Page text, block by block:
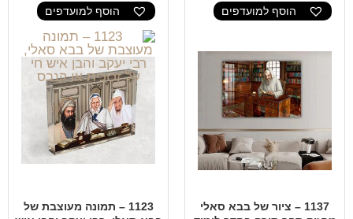
הוסף למועדפים
1137 – ציור של בבא סאלי
הוסף למועדפים
1123 – תמונה מעוצבת של